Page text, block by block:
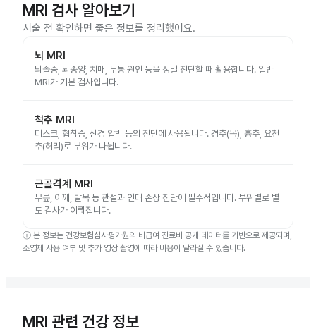
MRI 검사 알아보기
시술 전 확인하면 좋은 정보를 정리했어요.
뇌 MRI
뇌졸중, 뇌종양, 치매, 두통 원인 등을 정밀 진단할 때 활용합니다. 일반
MRI가 기본 검사입니다.
척추 MRI
디스크, 협착증, 신경 압박 등의 진단에 사용됩니다. 경추(목), 흉추, 요천
추(허리)로 부위가 나뉩니다.
근골격계 MRI
무릎, 어깨, 발목 등 관절과 인대 손상 진단에 필수적입니다. 부위별로 별
도 검사가 이뤄집니다.
ⓘ 본 정보는 건강보험심사평가원의 비급여 진료비 공개 데이터를 기반으로 제공되며,
조영제 사용 여부 및 추가 영상 촬영에 따라 비용이 달라질 수 있습니다.
MRI 관련 건강 정보